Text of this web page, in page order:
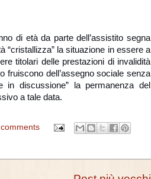
di età da parte dell’assistito segna
“cristallizza” la situazione in essere a
titolari delle prestazioni di invalidità
fruiscono dell’assegno sociale senza
in discussione” la permanenza del
a tale data.